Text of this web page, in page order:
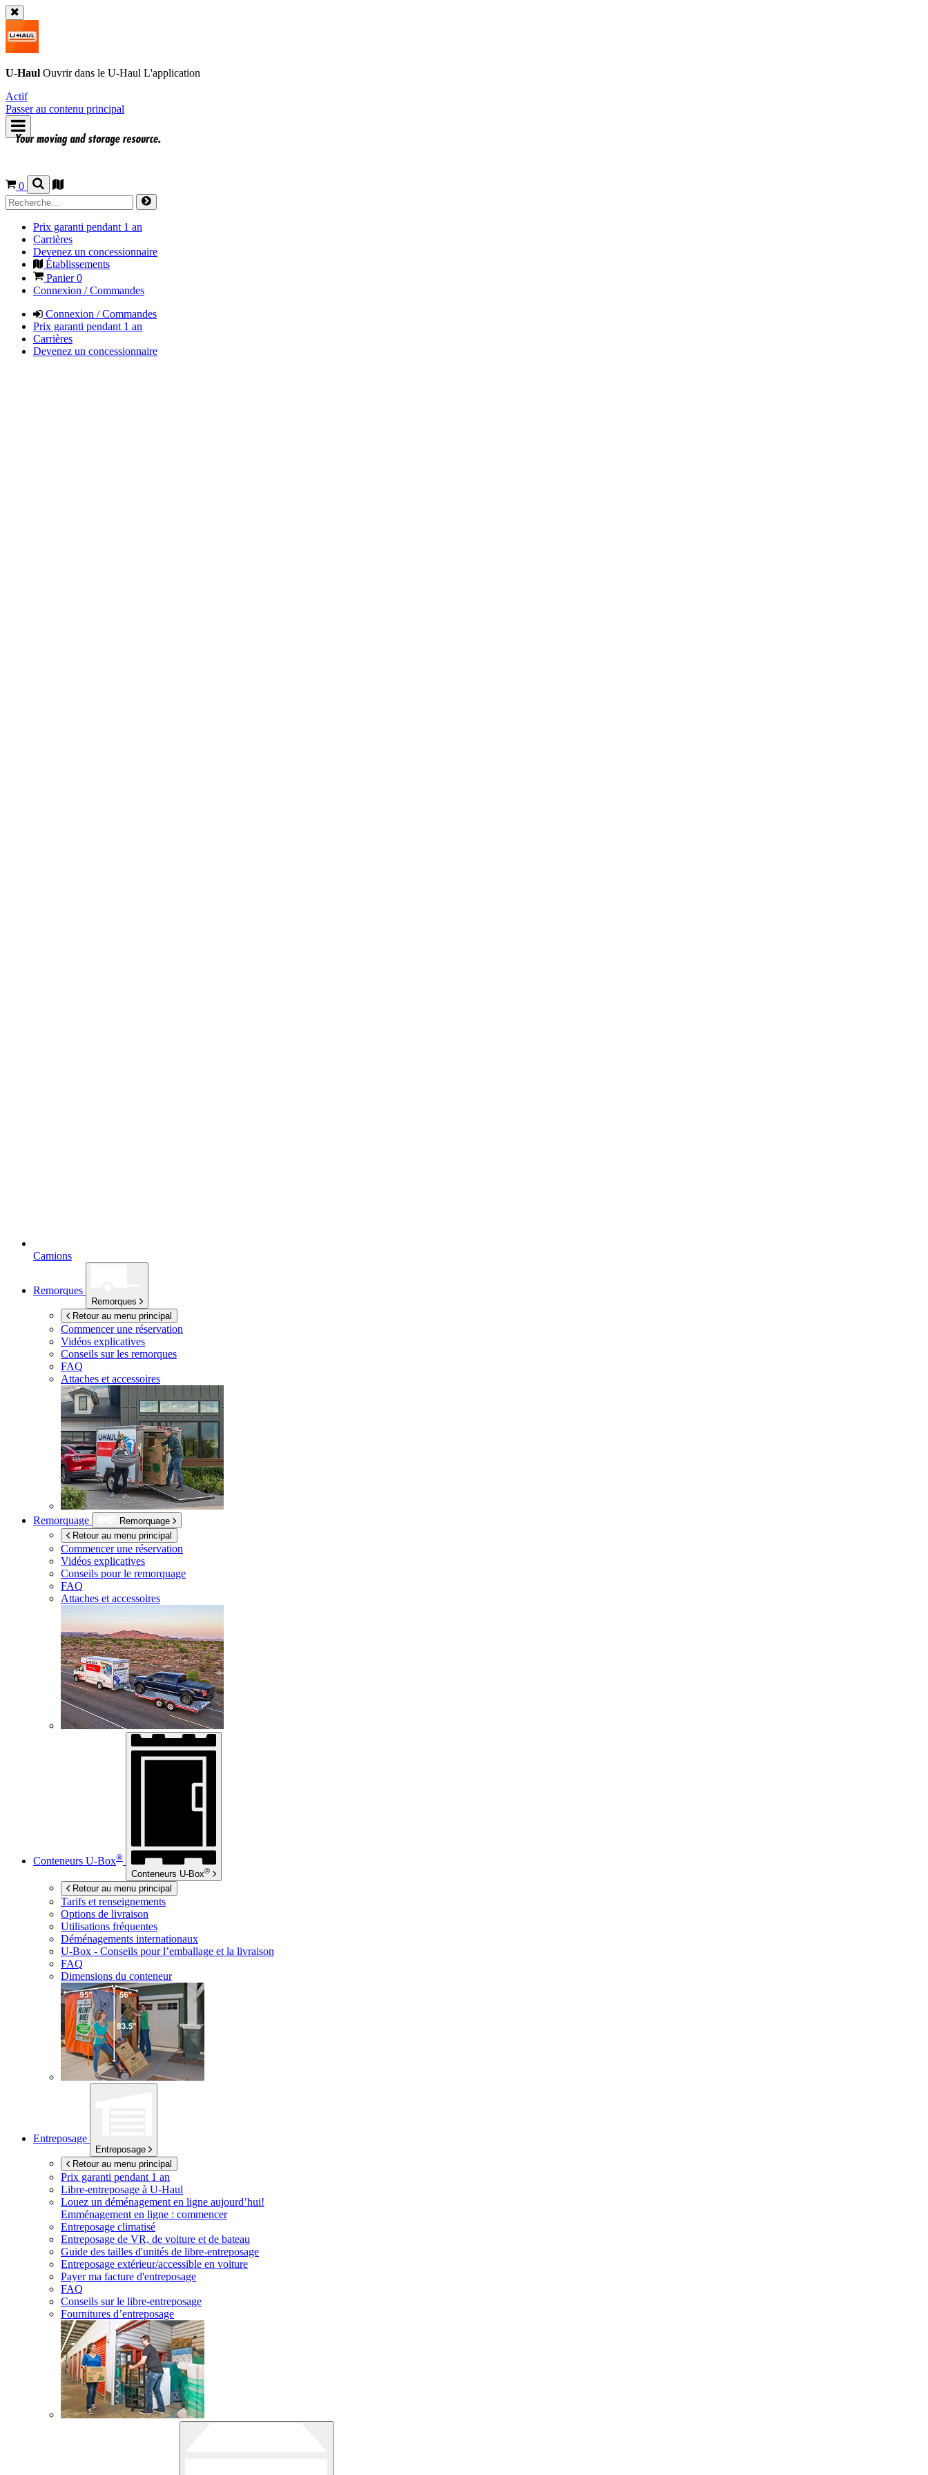
U-Haul Ouvrir dans le U-Haul L'application
Actif
Passer au contenu principal
0
Prix garanti pendant 1 an
Carrières
Devenez un concessionnaire
Établissements
Panier0
Connexion / Commandes
Connexion / Commandes
Prix garanti pendant 1 an
Carrières
Devenez un concessionnaire
Camions
Remorques
Remorques
Retour au menu principal
Commencer une réservation
Vidéos explicatives
Conseils sur les remorques
FAQ
Attaches et accessoires
Remorquage
Remorquage
Retour au menu principal
Commencer une réservation
Vidéos explicatives
Conseils pour le remorquage
FAQ
Attaches et accessoires
Conteneurs U-Box®
Conteneurs U-Box®
Retour au menu principal
Tarifs et renseignements
Options de livraison
Utilisations fréquentes
Déménagements internationaux
U-Box - Conseils pour l’emballage et la livraison
FAQ
Dimensions du conteneur
Entreposage
Entreposage
Retour au menu principal
Prix garanti pendant 1 an
Libre-entreposage à U-Haul
Louez un déménagement en ligne aujourd’hui!
Emménagement en ligne : commencer
Entreposage climatisé
Entreposage de VR, de voiture et de bateau
Guide des tailles d'unités de libre-entreposage
Entreposage extérieur/accessible en voiture
Payer ma facture d'entreposage
FAQ
Conseils sur le libre-entreposage
Fournitures d’entreposage